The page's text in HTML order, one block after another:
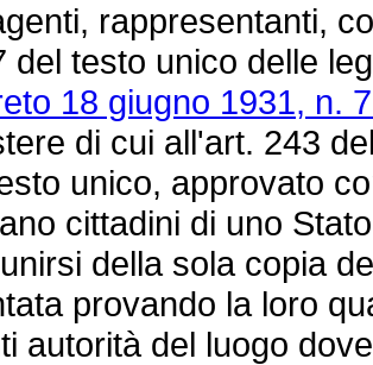
rappresentanti,
del testo unico delle
18 giugno 1931, n.
di cui all'art. 243
unico, approvato
cittadini di uno
della sola copia
provando la loro
autorità del luogo